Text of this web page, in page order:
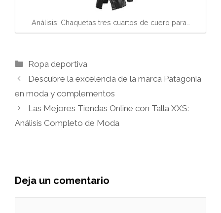
Análisis: Chaquetas tres cuartos de cuero para…
Categorías
Ropa deportiva
Descubre la excelencia de la marca Patagonia
en moda y complementos
Las Mejores Tiendas Online con Talla XXS:
Análisis Completo de Moda
Deja un comentario